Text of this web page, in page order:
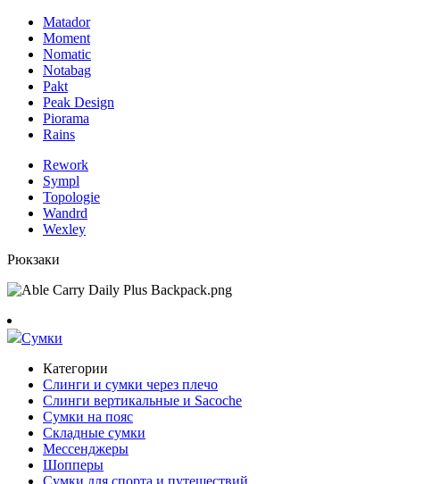
Matador
Moment
Nomatic
Notabag
Pakt
Peak Design
Piorama
Rains
Rework
Sympl
Topologie
Wandrd
Wexley
Рюкзаки
Сумки
Категории
Слинги и сумки через плечо
Слинги вертикальные и Sacoche
Сумки на пояс
Складные сумки
Мессенджеры
Шопперы
Сумки для спорта и путешествий